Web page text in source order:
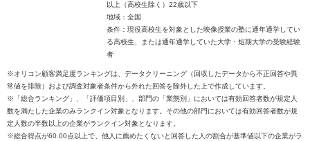
以上（高校生除く）22歳以下
地域：全国
条件：現役高校生を対象とした映像授業の塾に通年通学してい
る高校生、または通年通学していた大学・短期大学の受験経験
者
※オリコン顧客満足度ランキングは、データクリーニング（回収したデータから不正回答や異
常値を排除）および調査対象者条件から外れた回答を除外した上で作成しています。
※「総合ランキング」、「評価項目別」、部門の「業態別」においては有効回答者数が規定人
数を満たした企業のみランクイン対象となります。その他の部門においては有効回答者数が規
定人数の半数以上の企業がランクイン対象となります。
※総合得点が60.00点以上で、他人に薦めたくないと回答した人の割合が基準値以下の企業がラ